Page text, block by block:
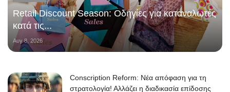
Retail Discount Season: Οδηγίες για καταναλωτές
κατά τις...
Αυγ 8, 2026
Conscription Reform: Νέα απόφαση για τη
στρατολογία! Αλλάζει η διαδικασία επίδοσης